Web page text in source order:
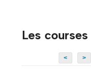
Les courses
< >